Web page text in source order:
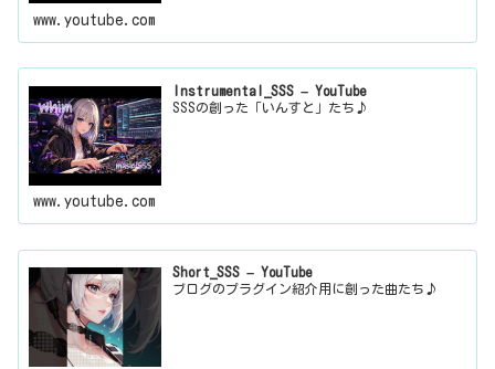
www.youtube.com
Instrumental_SSS – YouTube
SSSの創った「いんすと」たち♪
www.youtube.com
Short_SSS – YouTube
ブログのプラグイン紹介用に創った曲たち♪